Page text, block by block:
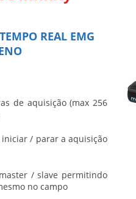
REAL EMG
de aquisição (max 256
iniciar / parar a aquisição
/ slave permitindo
no campo